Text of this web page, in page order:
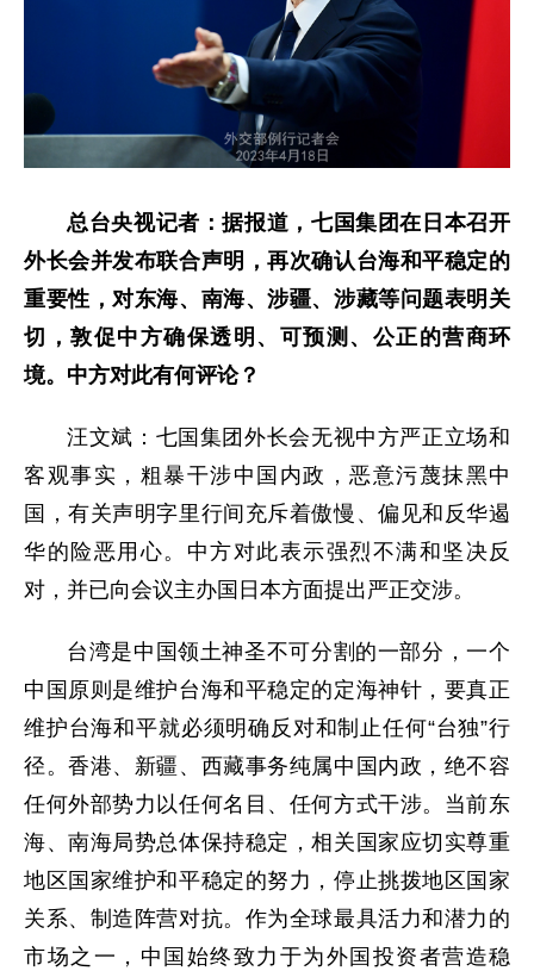
总台央视记者：据报道，七国集团在日本召开
外长会并发布联合声明，再次确认台海和平稳定的
重要性，对东海、南海、涉疆、涉藏等问题表明关
切，敦促中方确保透明、可预测、公正的营商环
境。中方对此有何评论？
汪文斌：七国集团外长会无视中方严正立场和
客观事实，粗暴干涉中国内政，恶意污蔑抹黑中
国，有关声明字里行间充斥着傲慢、偏见和反华遏
华的险恶用心。中方对此表示强烈不满和坚决反
对，并已向会议主办国日本方面提出严正交涉。
台湾是中国领土神圣不可分割的一部分，一个
中国原则是维护台海和平稳定的定海神针，要真正
维护台海和平就必须明确反对和制止任何“台独”行
径。香港、新疆、西藏事务纯属中国内政，绝不容
任何外部势力以任何名目、任何方式干涉。当前东
海、南海局势总体保持稳定，相关国家应切实尊重
地区国家维护和平稳定的努力，停止挑拨地区国家
关系、制造阵营对抗。作为全球最具活力和潜力的
市场之一，中国始终致力于为外国投资者营造稳